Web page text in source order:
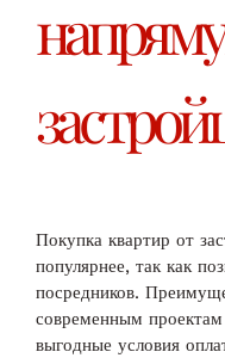
Покупка квартир от
популярнее, так как
посредников.
современным
выгодные условия